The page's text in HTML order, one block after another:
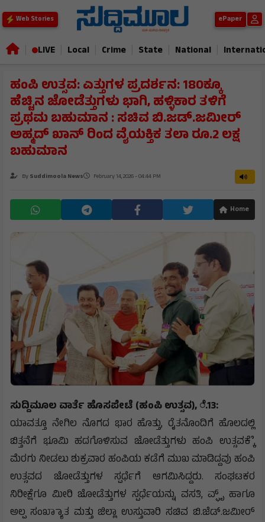
Web Stories ePaper
LIVE Local Crime State National
ಹಂಪಿ ಉತ್ಸವ: ಎತ್ತುಗಳ ಪ್ರದರ್ಶನ: 180ಕ್ಕೂ
ಹೆಚ್ಚಿನ ಜೋಡೆತ್ತುಗಳು ಭಾಗಿ, ಹಳ್ಳಿಕಾರ ತಳಿಗೆ
ಪ್ರಥಮ ಬಹುಮಾನ : ಸಚಿವ ಬಿ.ಜಡ್.ಜಮೀರ್
ಅಹ್ಮದ್ ಖಾನ್ ರಿಂದ ವೈಯಕ್ತಿಕ ತಲಾ ರೂ.2 ಲಕ್ಷ
ಬಹುಮಾನ
BySuddimoola News February 14, 2026 - 04:44 PM
Home
ಸುದ್ದಿಮೂಲ ವಾರ್ತೆ ಹೊಸಪೇಟೆ (ಹಂಪಿ ಉತ್ಸವ), ೆ.13:
ಯಾವತ್ತೂ ನೇಗಿಲ ನೊಗದ ಭಾರ ಹೊತ್ತು, ರೈತನೊಂದಿಗೆ ಹೊಲದಲ್ಲಿ
ಬಿತ್ತನೆಗೆ ಭೂಮಿ ಹದಗೊಳಿಸುವ ಜೋಡೆತ್ತುಗಳು ಹಂಪಿ ಉತ್ಸವಕ್ಕೆೆ
ಮೆರಗು ನೀಡಲು ಶುಕ್ರವಾರ ಹಂಪಿಯ ಕಡೆಗೆ ಮುಖ ಮಾಡಿದ್ದವು ಹಂಪಿ
ಉತ್ಸವದ ಜೋಡೆತ್ತುಗಳ ಸ್ಪರ್ಧೆಗೆ ಆಗಮಿಸಿದ್ದರು. ಸಂಘಟಕರ
ನಿರೀಕ್ಷೆಗೂ ಮೀರಿ ಜೋಡೆತ್ತುಗಳ ಸ್ಪರ್ಧೆಯನ್ನು ವಸತಿ, ವ್ಫೃ್‌ ಹಾಗೂ
ಅಲ್ಪ ಸಂಖ್ಯಾಾತ ಮತ್ತು ಜಿಲ್ಲಾ ಉಸ್ತುವಾರಿ ಸಚಿವ ಬಿ.ಜೆಡ್.ಜಮೀರ್